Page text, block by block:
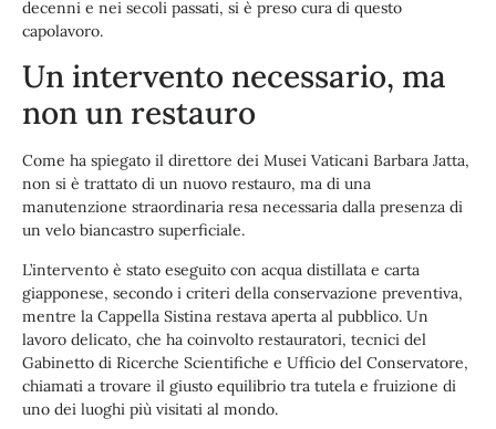
decenni e nei secoli passati, si è preso cura di questo
capolavoro.
Un intervento necessario, ma
non un restauro
Come ha spiegato il direttore dei Musei Vaticani Barbara Jatta,
non si è trattato di un nuovo restauro, ma di una
manutenzione straordinaria resa necessaria dalla presenza di
un velo biancastro superficiale.
L’intervento è stato eseguito con acqua distillata e carta
giapponese, secondo i criteri della conservazione preventiva,
mentre la Cappella Sistina restava aperta al pubblico. Un
lavoro delicato, che ha coinvolto restauratori, tecnici del
Gabinetto di Ricerche Scientifiche e Ufficio del Conservatore,
chiamati a trovare il giusto equilibrio tra tutela e fruizione di
uno dei luoghi più visitati al mondo.